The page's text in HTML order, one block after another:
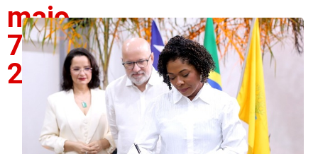
maio
7,
2026